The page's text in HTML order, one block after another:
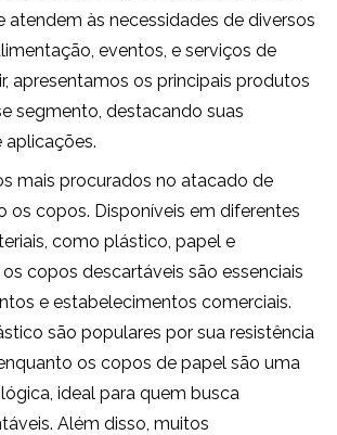
atendem às necessidades de diversos
eventos, e serviços de
apresentamos os principais produtos
segmento, destacando suas
aplicações.
mais procurados no atacado de
os copos. Disponíveis em diferentes
como plástico, papel e
copos descartáveis são essenciais
e estabelecimentos comerciais.
são populares por sua resistência
os copos de papel são uma
ideal para quem busca
Além disso, muitos